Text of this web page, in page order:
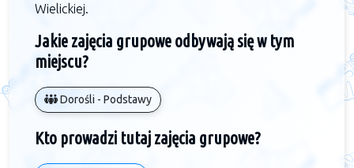
Wielickiej.
Jakie zajęcia grupowe odbywają się w tym
miejscu?
Dorośli - Podstawy
Kto prowadzi tutaj zajęcia grupowe?